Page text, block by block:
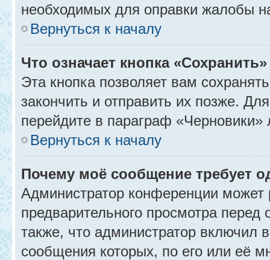
необходимых для оправки жалобы
Вернуться к началу
Что означает кнопка
Эта кнопка позволяет вам
закончить и отправить их позже.
перейдите в параграф «Черновики»
Вернуться к началу
Почему моё сообщение требует
Администратор конференции
предварительного просмотра
также, что администратор включил
сообщения которых, по его или её